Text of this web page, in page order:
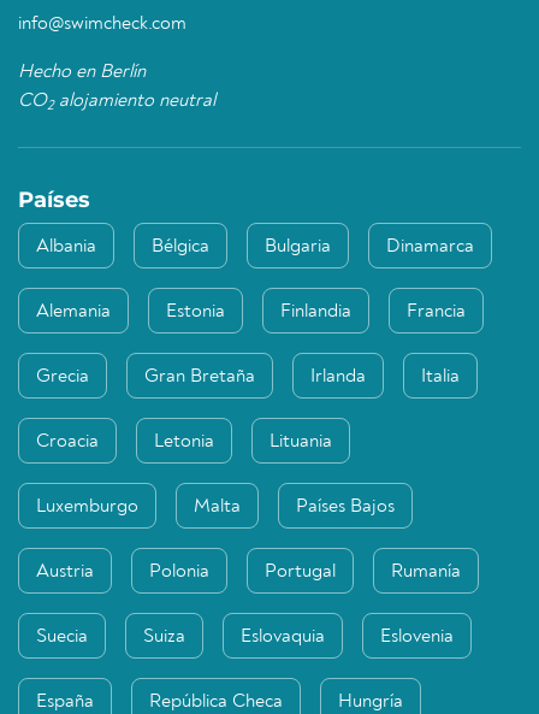
info@swimcheck.com
Hecho en Berlín
CO2alojamiento neutral
Países
Albania Bélgica Bulgaria Dinamarca
Alemania Estonia Finlandia Francia
Grecia Gran Bretaña Irlanda Italia
Croacia Letonia Lituania
Luxemburgo Malta Países Bajos
Austria Polonia Portugal Rumanía
Suecia Suiza Eslovaquia Eslovenia
España República Checa Hungría